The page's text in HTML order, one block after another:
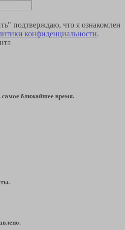
подтверждаю, что я ознакомлен
конфиденциальности.
ближайшее время.